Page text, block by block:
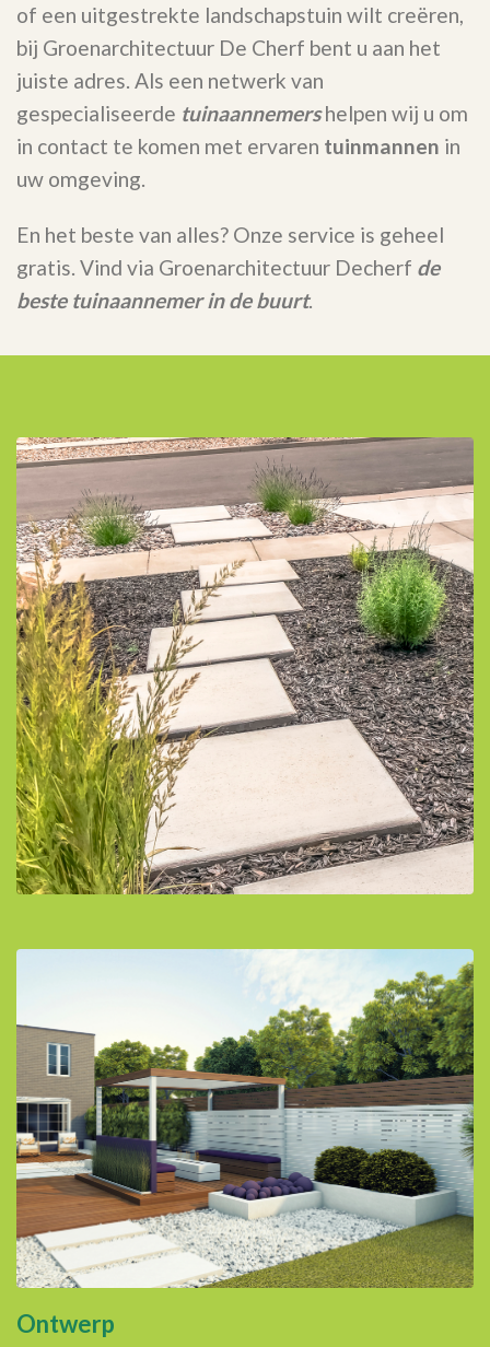
of een uitgestrekte landschapstuin wilt creëren,
bij Groenarchitectuur De Cherf bent u aan het
juiste adres. Als een netwerk van
gespecialiseerde tuinaannemershelpen wij u om
in contact te komen met ervaren tuinmannen in
uw omgeving.
En het beste van alles? Onze service is geheel
gratis. Vind via Groenarchitectuur Decherf de
beste tuinaannemer in de buurt.
Ontwerp